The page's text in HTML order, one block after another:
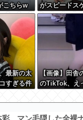
こちらw
がスピードス
ユニフォーム
ﾑﾁｨ！！」←
さるやろw w
最新の太
すぎる件
【画像】田舎
のTikTok、え